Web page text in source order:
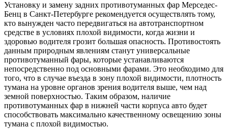
Установку и замену задних противотуманных фар Мерседес-
Бенц в Санкт-Петербурге рекомендуется осуществлять тому,
кто вынужден часто передвигаться на автотранспортном
средстве в условиях плохой видимости, когда жизни и
здоровью водителя грозит большая опасность. Противостоять
данным природным явлениям станут универсальные
противотуманный фары, которые устанавливаются
непосредственно под основными фарами. Это необходимо для
того, что в случае въезда в зону плохой видимости, плотность
тумана на уровне органов зрения водителя выше, чем над
земной поверхностью. Таким образом, наличие
противотуманных фар в нижней части корпуса авто будет
способствовать максимально качественному освещению зоны
тумана с плохой видимостью.